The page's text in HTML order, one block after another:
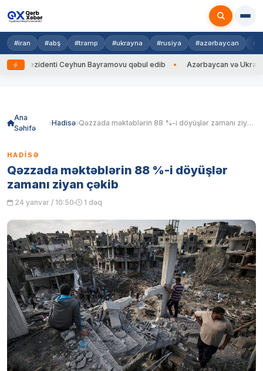
#iran #abş #tramp #ukrayna #rusiya #azərbaycan
Ceyhun Bayramovu qəbul edib Azərbaycan və Ukrayna XİN
Ana
Səhifə
Hadisə Qəzzada məktəblərin 88 %-i döyüşlər zamanı ziyan çəkib
HADISƏ
Qəzzada məktəblərin 88 %-i döyüşlər
zamanı ziyan çəkib
24 yanvar / 10:50 1 dəq